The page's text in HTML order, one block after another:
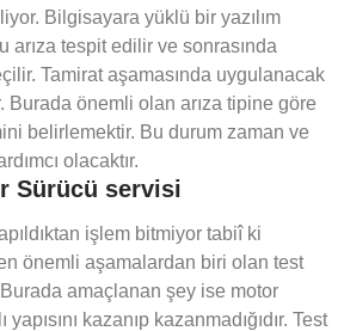
Bilgisayara yüklü bir yazılım
arıza tespit edilir ve sonrasında
Tamirat aşamasında uygulanacak
Burada önemli olan arıza tipine göre
belirlemektir. Bu durum zaman ve
olacaktır.
Sürücü servisi
işlem bitmiyor tabiî ki
önemli aşamalardan biri olan test
Burada amaçlanan şey ise motor
kazanıp kazanmadığıdır. Test